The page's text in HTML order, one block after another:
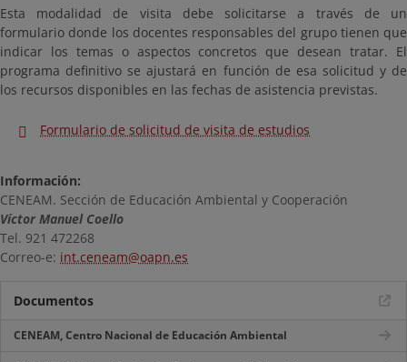
Esta modalidad de visita debe solicitarse a través de un
formulario donde los docentes responsables del grupo tienen que
indicar los temas o aspectos concretos que desean tratar. El
programa definitivo se ajustará en función de esa solicitud y de
los recursos disponibles en las fechas de asistencia previstas.
Formulario de solicitud de visita de estudios
Información:
CENEAM. Sección de Educación Ambiental y Cooperación
Víctor Manuel Coello
Tel. 921 472268
Correo-e: int.ceneam@oapn.es
Documentos
CENEAM, Centro Nacional de Educación Ambiental